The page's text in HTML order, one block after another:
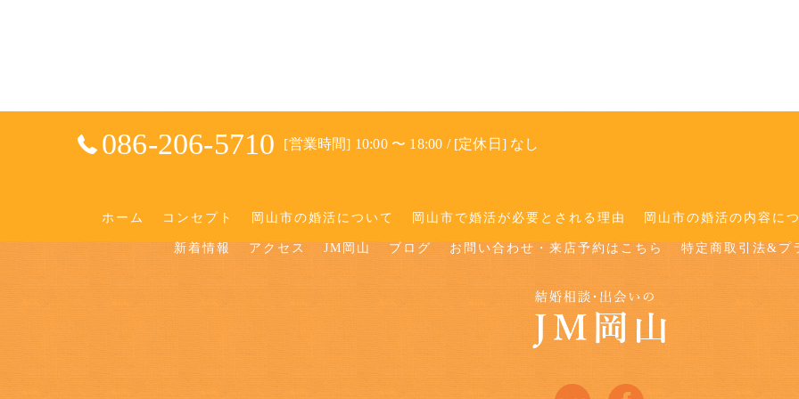
086-206-5710 [営業時間] 10:00 〜 18:00 / [定休日] なし
ホーム コンセプト 岡山市の婚活について 岡山市で婚活が必要とされる理由 岡山市の婚活の内容に
新着情報 アクセス JM岡山 ブログ お問い合わせ・来店予約はこちら 特定商取引法&プ